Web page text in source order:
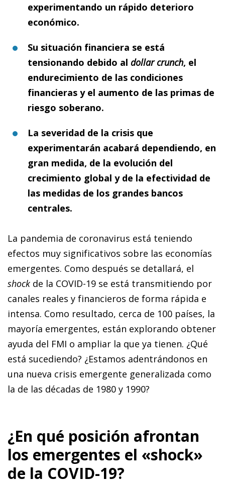
experimentando un rápido deterioro
económico.
Su situación financiera se está
tensionando debido al dollarcrunch, el
endurecimiento de las condiciones
financieras y el aumento de las primas de
riesgo soberano.
La severidad de la crisis que
experimentarán acabará dependiendo, en
gran medida, de la evolución del
crecimiento global y de la efectividad de
las medidas de los grandes bancos
centrales.
La pandemia de coronavirus está teniendo
efectos muy significativos sobre las economías
emergentes. Como después se detallará, el
shock de la COVID-19 se está transmitiendo por
canales reales y financieros de forma rápida e
intensa. Como resultado, cerca de 100 países, la
mayoría emergentes, están explorando obtener
ayuda del FMI o ampliar la que ya tienen. ¿Qué
está sucediendo? ¿Estamos aden­­trán­­do­­nos en
una nueva crisis emergente generalizada como
la de las décadas de 1980 y 1990?
¿En qué posición afrontan
los emergentes el «shock»
de la COVID-19?